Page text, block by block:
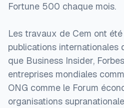
Fortune 500 chaque mois.
Les travaux de Cem ont
publications internationales
que Business Insider,
entreprises mondiales
ONG comme le Forum
organisations